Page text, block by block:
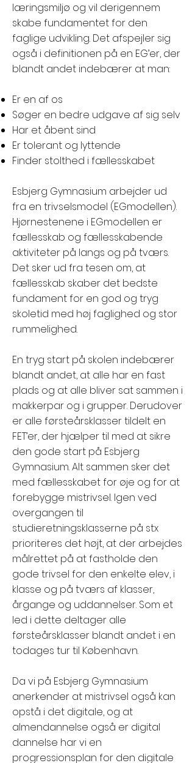
læringsmiljø og vil derigennem
skabe fundamentet for den
faglige udvikling. Det afspejler sig
også i definitionen på en EG’er, der
blandt andet indebærer at man:
Er en af os
Søger en bedre udgave af sig selv
Har et åbent sind
Er tolerant og lyttende
Finder stolthed i fællesskabet
Esbjerg Gymnasium arbejder ud
fra en trivselsmodel (EGmodellen).
Hjørnestenene i EGmodellen er
fællesskab og fællesskabende
aktiviteter på langs og på tværs.
Det sker ud fra tesen om, at
fællesskab skaber det bedste
fundament for en god og tryg
skoletid med høj faglighed og stor
rummelighed.
En tryg start på skolen indebærer
blandt andet, at alle har en fast
plads og at alle bliver sat sammen i
makkerpar og i grupper. Derudover
er alle førsteårsklasser tildelt en
FET’er, der hjælper til med at sikre
den gode start på Esbjerg
Gymnasium. Alt sammen sker det
med fællesskabet for øje og for at
forebygge mistrivsel. Igen ved
overgangen til
studieretningsklasserne på stx
prioriteres det højt, at der arbejdes
målrettet på at fastholde den
gode trivsel for den enkelte elev, i
klasse og på tværs af klasser,
årgange og uddannelser. Som et
led i dette deltager alle
førsteårsklasser blandt andet i en
todages tur til København.
Da vi på Esbjerg Gymnasium
anerkender at mistrivsel også kan
opstå i det digitale, og at
almendannelse også er digital
dannelse har vi en
progressionsplan for den digitale